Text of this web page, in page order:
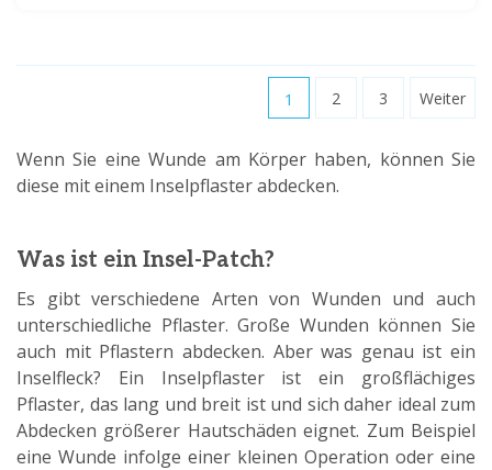
1 2 3 Weiter
Wenn Sie eine Wunde am Körper haben, können Sie
diese mit einem Inselpflaster abdecken.
Was ist ein Insel-Patch?
Es gibt verschiedene Arten von Wunden und auch
unterschiedliche Pflaster. Große Wunden können Sie
auch mit Pflastern abdecken. Aber was genau ist ein
Inselfleck? Ein Inselpflaster ist ein großflächiges
Pflaster, das lang und breit ist und sich daher ideal zum
Abdecken größerer Hautschäden eignet. Zum Beispiel
eine Wunde infolge einer kleinen Operation oder eine